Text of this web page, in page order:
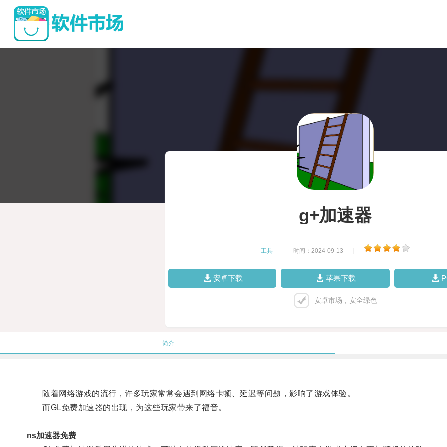
g+加速器
工具 时间：2024-09-13
安卓下载 苹果下载
安卓市场，安全绿色
简介
随着网络游戏的流行，许多玩家常常会遇到网络卡顿、延迟等问题，影响了游戏体验。
而GL免费加速器的出现，为这些玩家带来了福音。
ns加速器免费